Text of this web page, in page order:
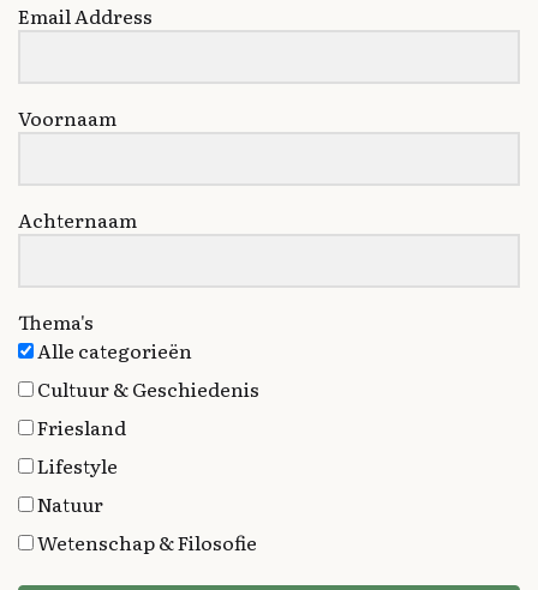
Email Address
Voornaam
Achternaam
Thema's
Alle categorieën
Cultuur & Geschiedenis
Friesland
Lifestyle
Natuur
Wetenschap & Filosofie